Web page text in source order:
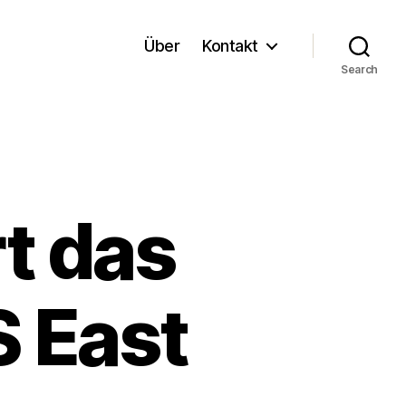
Über Kontakt
Search
das
East